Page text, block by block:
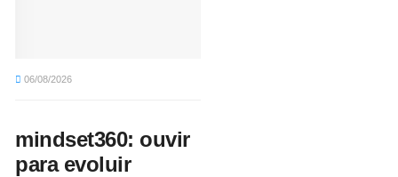
06/08/2026
mindset360: ouvir
para evoluir